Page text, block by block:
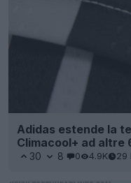
Adidas estende la
Climacool+ ad altre
30 8 0 4.9K 29